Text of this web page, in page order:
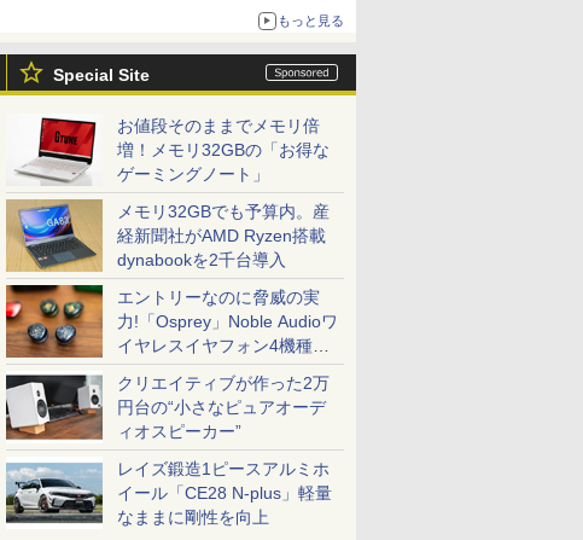
もっと見る
Special Site
お値段そのままでメモリ倍
増！メモリ32GBの「お得な
ゲーミングノート」
メモリ32GBでも予算内。産
経新聞社がAMD Ryzen搭載
dynabookを2千台導入
エントリーなのに脅威の実
力!「Osprey」Noble Audioワ
イヤレスイヤフォン4機種を
一気に聴く
クリエイティブが作った2万
円台の“小さなピュアオーデ
ィオスピーカー”
レイズ鍛造1ピースアルミホ
イール「CE28 N-plus」軽量
なままに剛性を向上